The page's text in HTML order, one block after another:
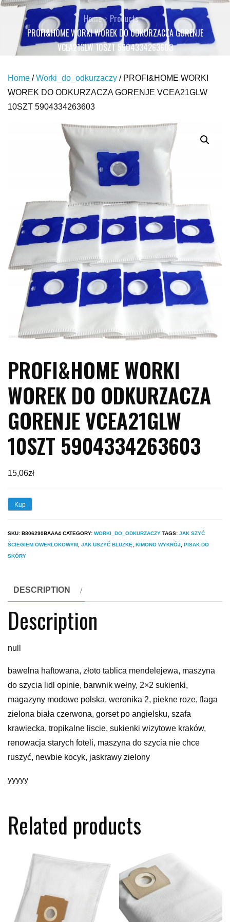
Home
Products
PROFI&HOME WORKI WOREK DO ODKURZACZA GORENJE
VCEA21GLW 10SZT 5904334263603
Home /Worki_do_odkurzaczy / PROFI&HOME WORKI
WOREK DO ODKURZACZA GORENJE VCEA21GLW
10SZT 5904334263603
PROFI&HOME WORKI
WOREK DO ODKURZACZA
GORENJE VCEA21GLW
10SZT 5904334263603
15,06zł
Kup
SKU: B806290BAAA4 CATEGORY: WORKI_DO_ODKURZACZY TAGS: JAK SZYĆ
ŚCIEGIEM OWERLOKOWYM JAK USZYĆ BLUZKĘ KIMONO WYKRÓJ
PISAK DO
SKÓRY
DESCRIPTION
Description
null
bawelna haftowana, złoto tablica mendelejewa, maszyna
do szycia lidl opinie, barwnik wełny, 2×2 sukienki,
magazyny modowe polska, weronika 2, piekne roze, flaga
zielona biała czerwona, gorset po angielsku, szafa
krawiecka, tropikalne liscie, sukienki wizytowe kraków,
renowacja starych foteli, maszyna do szycia nie chce
ruszyć, newbie kocyk, jaskrawy zielony
yyyyy
Related products